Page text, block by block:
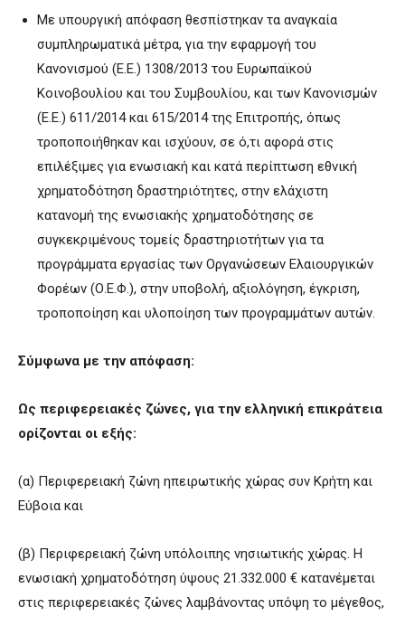
Mε υπουργική απόφαση θεσπίστηκαν τα αναγκαία
συμπληρωματικά μέτρα, για την εφαρμογή του
Κανονισμού (Ε.Ε.) 1308/2013 του Ευρωπαϊκού
Κοινοβουλίου και του Συμβουλίου, και των Κανονισμών
(Ε.Ε.) 611/2014 και 615/2014 της Επιτροπής, όπως
τροποποιήθηκαν και ισχύουν, σε ό,τι αφορά στις
επιλέξιμες για ενωσιακή και κατά περίπτωση εθνική
χρηματοδότηση δραστηριότητες, στην ελάχιστη
κατανομή της ενωσιακής χρηματοδότησης σε
συγκεκριμένους τομείς δραστηριοτήτων για τα
προγράμματα εργασίας των Οργανώσεων Ελαιουργικών
Φορέων (Ο.Ε.Φ.), στην υποβολή, αξιολόγηση, έγκριση,
τροποποίηση και υλοποίηση των προγραμμάτων αυτών.
Σύμφωνα με την απόφαση:
Ως περιφερειακές ζώνες, για την ελληνική επικράτεια
ορίζονται οι εξής:
(α) Περιφερειακή ζώνη ηπειρωτικής χώρας συν Κρήτη και
Εύβοια και
(β) Περιφερειακή ζώνη υπόλοιπης νησιωτικής χώρας. Η
ενωσιακή χρηματοδότηση ύψους 21.332.000 € κατανέμεται
στις περιφερειακές ζώνες λαμβάνοντας υπόψη το μέγεθος,